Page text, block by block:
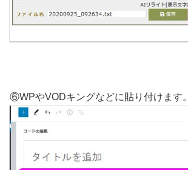
⑥WPやVODキングなどに貼り付けます。